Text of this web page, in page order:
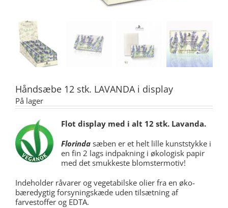
Håndsæbe 12 stk. LAVANDA i display
På lager
Flot display med i alt 12 stk. Lavanda.
Florinda sæben er et helt lille kunststykke i
en fin 2 lags indpakning i økologisk papir
med det smukkeste blomstermotiv!
Indeholder råvarer og vegetabilske olier fra en øko-
bæredygtig forsyningskæde uden tilsætning af
farvestoffer og EDTA.